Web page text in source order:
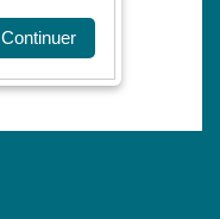
Continuer